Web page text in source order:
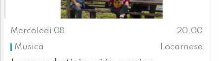
Mercoledì 08
20.00
Musica
Locarnese